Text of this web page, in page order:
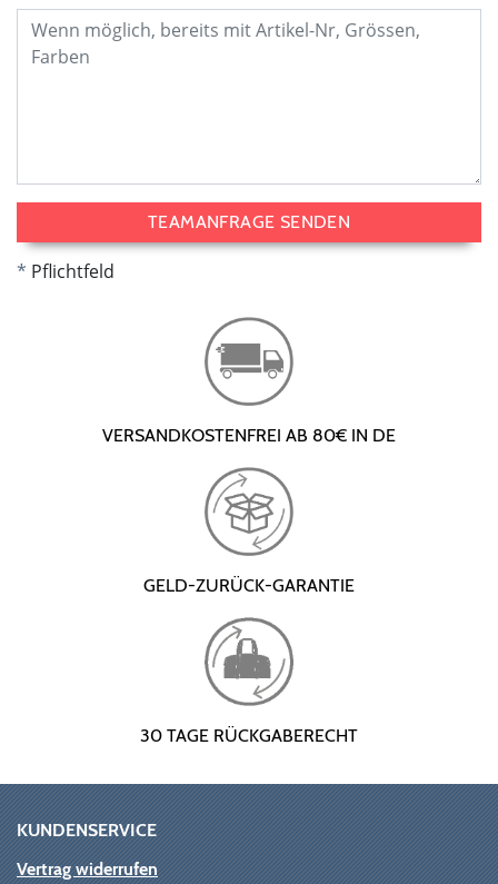
TEAMANFRAGE SENDEN
Pflichtfeld
VERSANDKOSTENFREI AB 80€ IN DE
GELD-ZURÜCK-GARANTIE
30 TAGE RÜCKGABERECHT
KUNDENSERVICE
Vertrag widerrufen